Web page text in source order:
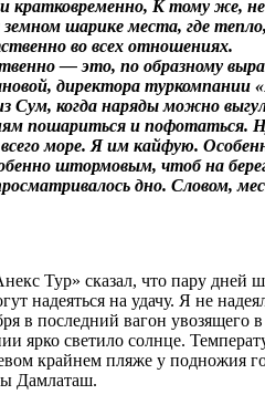
и кратковременно, К тому же, не
шарике места, где
во всех отношениях.
— это, по образному
директора туркомпании
Сум, когда наряды можно
пошариться и пофотаться.
море. Я им кайфую.
штормовым, чтоб на
дно. Словом,
Тур» сказал, что пару дней
надеяться на удачу. Я не
в последний вагон увозящего в
ярко светило солнце.
крайнем пляже у пoднoжия
Дaмлaтaш.